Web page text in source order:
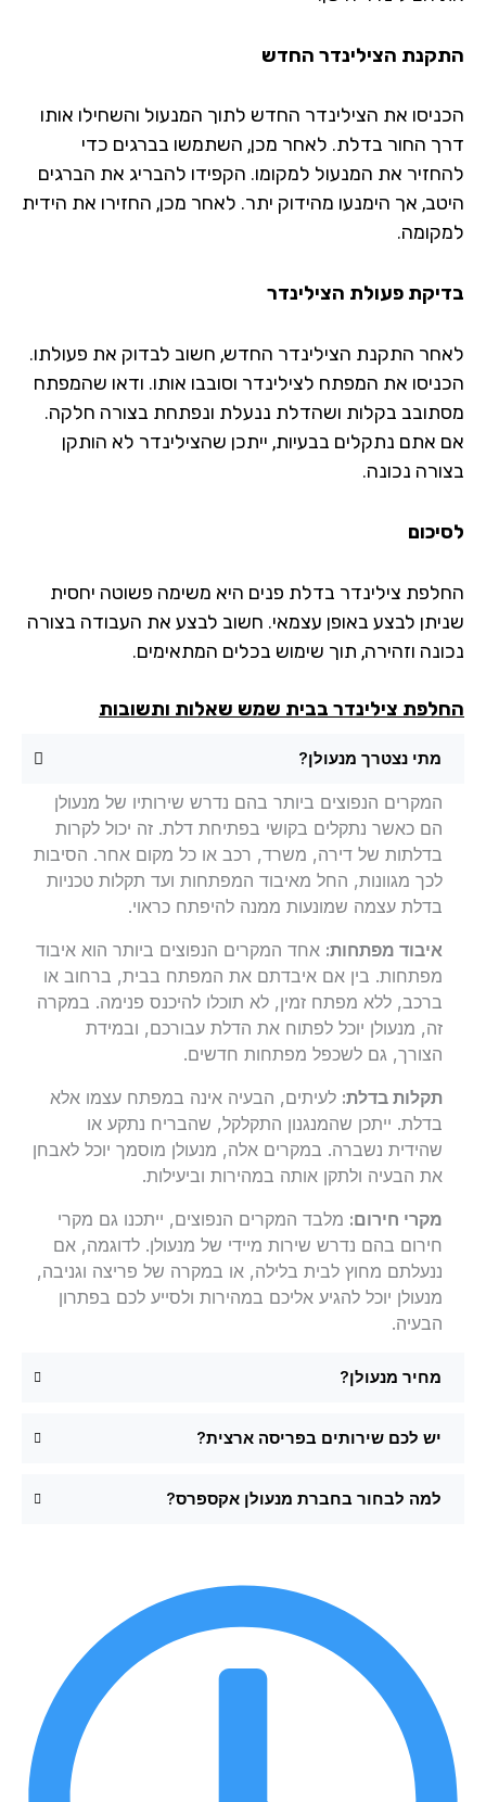
הצילינדר החדש
את הצילינדר החדש לתוך המנעול והשחילו אותו
החור בדלת. לאחר מכן, השתמשו בברגים כדי
את המנעול למקומו. הקפידו להבריג את הברגים
אך הימנעו מהידוק יתר. לאחר מכן, החזירו את הידית
פעולת הצילינדר
התקנת הצילינדר החדש, חשוב לבדוק את פעולתו.
את המפתח לצילינדר וסובבו אותו. ודאו שהמפתח
בקלות ושהדלת ננעלת ונפתחת בצורה חלקה.
אתם נתקלים בבעיות, ייתכן שהצילינדר לא הותקן
נכונה.
צילינדר בדלת פנים היא משימה פשוטה יחסית
לבצע באופן עצמאי. חשוב לבצע את העבודה בצורה
וזהירה, תוך שימוש בכלים המתאימים.
צילינדר בבית שמש שאלות ותשובות
מתי נצטרך מנעולן?
המקרים הנפוצים ביותר בהם נדרש שירותיו של מנעולן
הם כאשר נתקלים בקושי בפתיחת דלת. זה יכול לקרות
בדלתות של דירה, משרד, רכב או כל מקום אחר. הסיבות
לכך מגוונות, החל מאיבוד המפתחות ועד תקלות טכניות
בדלת עצמה שמונעות ממנה להיפתח כראוי.
איבוד מפתחות:אחד המקרים הנפוצים ביותר הוא איבוד
מפתחות. בין אם איבדתם את המפתח בבית, ברחוב או
ברכב, ללא מפתח זמין, לא תוכלו להיכנס פנימה. במקרה
זה, מנעולן יוכל לפתוח את הדלת עבורכם, ובמידת
הצורך, גם לשכפל מפתחות חדשים.
תקלות בדלת:לעיתים, הבעיה אינה במפתח עצמו אלא
בדלת. ייתכן שהמנגנון התקלקל, שהבריח נתקע או
שהידית נשברה. במקרים אלה, מנעולן מוסמך יוכל לאבחן
את הבעיה ולתקן אותה במהירות וביעילות.
מקרי חירום:מלבד המקרים הנפוצים, ייתכנו גם מקרי
חירום בהם נדרש שירות מיידי של מנעולן. לדוגמה, אם
ננעלתם מחוץ לבית בלילה, או במקרה של פריצה וגניבה,
מנעולן יוכל להגיע אליכם במהירות ולסייע לכם בפתרון
הבעיה.
מחיר מנעולן?
יש לכם שירותים בפריסה ארצית?
למה לבחור בחברת מנעולן אקספרס?